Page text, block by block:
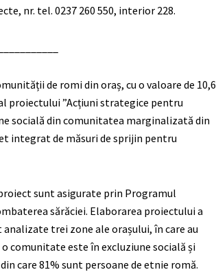
nr. tel. 0237 260 550, interior 228.
de romi din oraș, cu o valoare de 10,6
proiectului ”Acțiuni strategice pentru
socială din comunitatea marginalizată din
integrat de măsuri de sprijin pentru
sunt asigurate prin Programul
sărăciei. Elaborarea proiectului a
trei zone ale orașului, în care au
comunitate este în excluziune socială și
care 81% sunt persoane de etnie romă.